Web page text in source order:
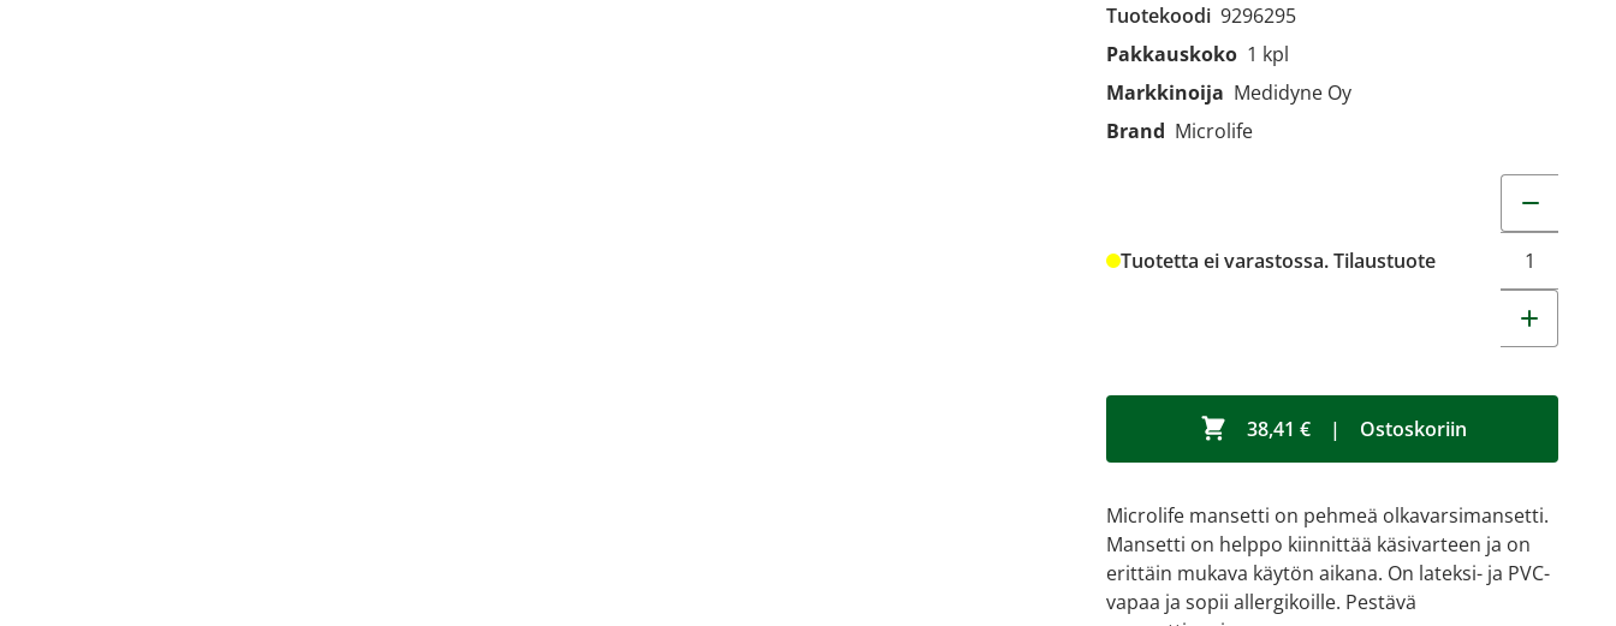
Tuotekoodi 9296295
Pakkauskoko 1 kpl
Markkinoija Medidyne Oy
Brand Microlife
Tuotetta ei varastossa. Tilaustuote
38,41 € | Ostoskoriin
Microlife mansetti on pehmeä olkavarsimansetti.
Mansetti on helppo kiinnittää käsivarteen ja on
erittäin mukava käytön aikana. On lateksi- ja PVC-
vapaa ja sopii allergikoille. Pestävä